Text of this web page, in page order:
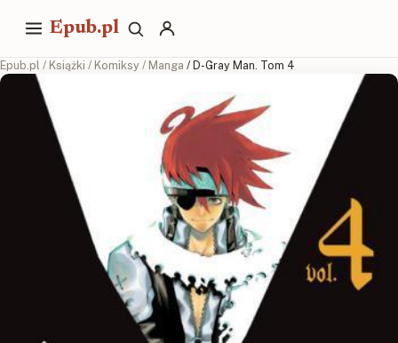
Epub.pl
Epub.pl / Książki / Komiksy / Manga / D-Gray Man. Tom 4